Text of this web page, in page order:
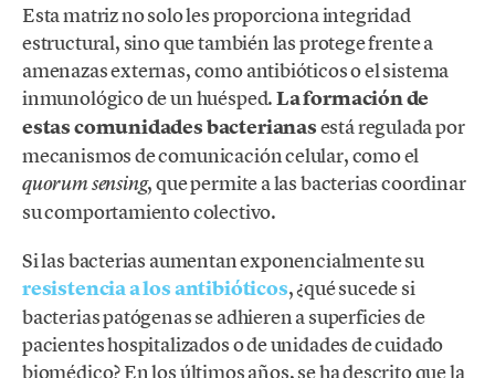
Esta matriz no solo les proporciona integridad
estructural, sino que también las protege frente a
amenazas externas, como antibióticos o el sistema
inmunológico de un huésped.La formación de
estas comunidades bacterianasestá regulada por
mecanismos de comunicación celular, como el
quorum sensing, que permite a las bacterias coordinar
su comportamiento colectivo.
Si las bacterias aumentan exponencialmente su
resistencia a los antibióticos, ¿qué sucede si
bacterias patógenas se adhieren a superficies de
pacientes hospitalizados o de unidades de cuidado
biomédico? En los últimos años, se ha descrito que la